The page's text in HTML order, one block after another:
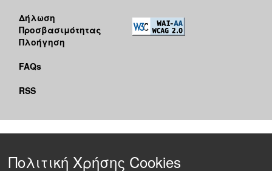
Δήλωση
Προσβασιμότητας
Πλοήγηση
FAQs
RSS
Πολιτική Χρήσης Cookies